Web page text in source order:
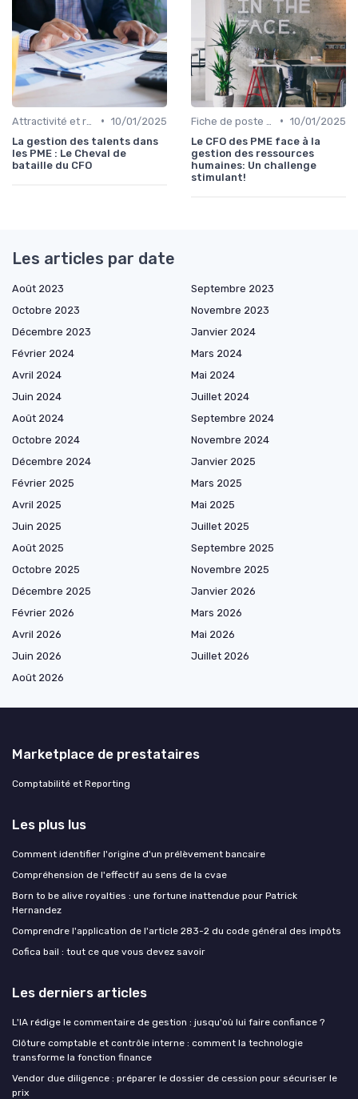
• 10/01/2025
La gestion des talents dans
les PME : Le Cheval de
bataille du CFO
• 10/01/2025
Le CFO des PME face à la
gestion des ressources
humaines: Un challenge
stimulant!
Les articles par date
Août 2023
Septembre 2023
Octobre 2023
Novembre 2023
Décembre 2023
Janvier 2024
Février 2024
Mars 2024
Avril 2024
Mai 2024
Juin 2024
Juillet 2024
Août 2024
Septembre 2024
Octobre 2024
Novembre 2024
Décembre 2024
Janvier 2025
Février 2025
Mars 2025
Avril 2025
Mai 2025
Juin 2025
Juillet 2025
Août 2025
Septembre 2025
Octobre 2025
Novembre 2025
Décembre 2025
Janvier 2026
Février 2026
Mars 2026
Avril 2026
Mai 2026
Juin 2026
Juillet 2026
Août 2026
Marketplace de prestataires
Comptabilité et Reporting
Les plus lus
Comment identifier l'origine d'un prélèvement bancaire
Compréhension de l'effectif au sens de la cvae
Born to be alive royalties : une fortune inattendue pour Patrick
Hernandez
Comprendre l'application de l'article 283-2 du code général des impôts
Cofica bail : tout ce que vous devez savoir
Les derniers articles
L'IA rédige le commentaire de gestion : jusqu'où lui faire confiance ?
Clôture comptable et contrôle interne : comment la technologie
transforme la fonction finance
Vendor due diligence : préparer le dossier de cession pour sécuriser le
prix